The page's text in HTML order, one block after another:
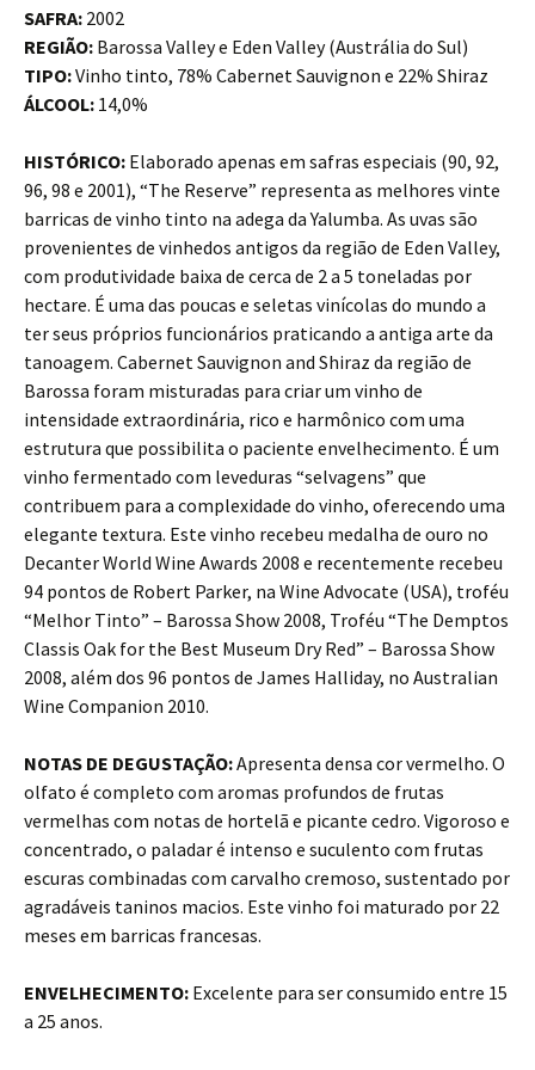
SAFRA: 2002
REGIÃO: Barossa Valley e Eden Valley (Austrália do Sul)
TIPO:Vinho tinto, 78% Cabernet Sauvignon e 22% Shiraz
ÁLCOOL: 14,0%
HISTÓRICO: Elaborado apenas em safras especiais (90, 92,
96, 98 e 2001), “The Reserve” representa as melhores vinte
barricas de vinho tinto na adega da Yalumba. As uvas são
provenientes de vinhedos antigos da região de Eden Valley,
com produtividade baixa de cerca de 2 a 5 toneladas por
hectare. É uma das poucas e seletas vinícolas do mundo a
ter seus próprios funcionários praticando a antiga arte da
tanoagem. Cabernet Sauvignon and Shiraz da região de
Barossa foram misturadas para criar um vinho de
intensidade extraordinária, rico e harmônico com uma
estrutura que possibilita o paciente envelhecimento. É um
vinho fermentado com leveduras “selvagens” que
contribuem para a complexidade do vinho, oferecendo uma
elegante textura. Este vinho recebeu medalha de ouro no
Decanter World Wine Awards 2008 e recentemente recebeu
94 pontos de Robert Parker, na Wine Advocate (USA), troféu
“Melhor Tinto” – Barossa Show 2008, Troféu “The Demptos
Classis Oak for the Best Museum Dry Red” – Barossa Show
2008, além dos 96 pontos de James Halliday, no Australian
Wine Companion 2010.
NOTAS DE DEGUSTAÇÃO:Apresenta densa cor vermelho. O
olfato é completo com aromas profundos de frutas
vermelhas com notas de hortelã e picante cedro. Vigoroso e
concentrado, o paladar é intenso e suculento com frutas
escuras combinadas com carvalho cremoso, sustentado por
agradáveis taninos macios. Este vinho foi maturado por 22
meses em barricas francesas.
ENVELHECIMENTO: Excelente para ser consumido entre 15
a 25 anos.